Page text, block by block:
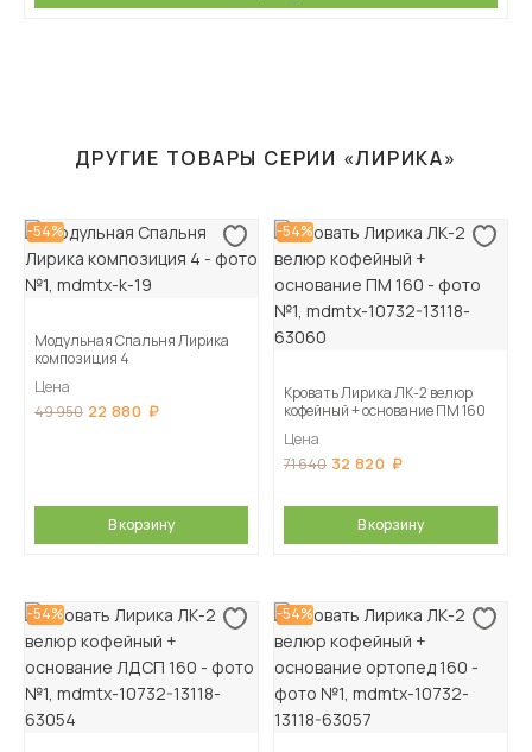
ДРУГИЕ ТОВАРЫ СЕРИИ «ЛИРИКА»
-54%
Модульная Спальня Лирика
композиция 4
Цена
49 950 22 880
В корзину
-54%
Кровать Лирика ЛК-2 велюр
кофейный + основание ПМ 160
Цена
71 640 32 820
В корзину
-54% -54%